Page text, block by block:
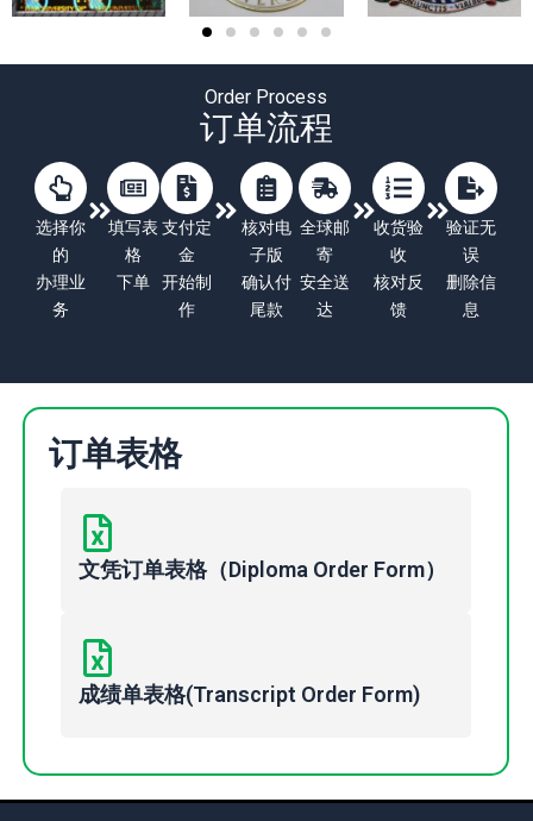
Order Process
订单流程
选择你
的
办理业
务
填写表
格
下单
支付定
金
开始制
作
核对电
子版
确认付
尾款
全球邮
寄
安全送
达
收货验
收
核对反
馈
验证无
误
删除信
息
订单表格
文凭订单表格（Diploma Order Form）
成绩单表格(Transcript Order Form)